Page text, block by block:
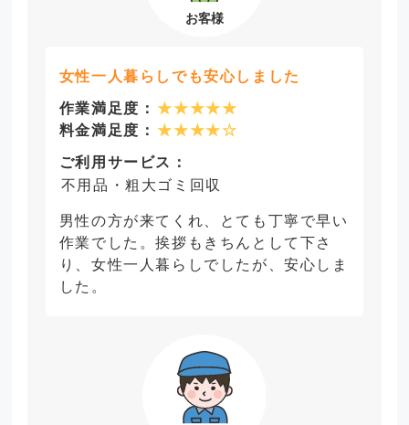
女性一人暮らしでも安心しました
作業満足度： ★★★★★
料金満足度： ★★★★☆
ご利用サービス：
不用品・粗大ゴミ回収
男性の方が来てくれ、とても丁寧で早い
作業でした。挨拶もきちんとして下さ
り、女性一人暮らしでしたが、安心しま
した。